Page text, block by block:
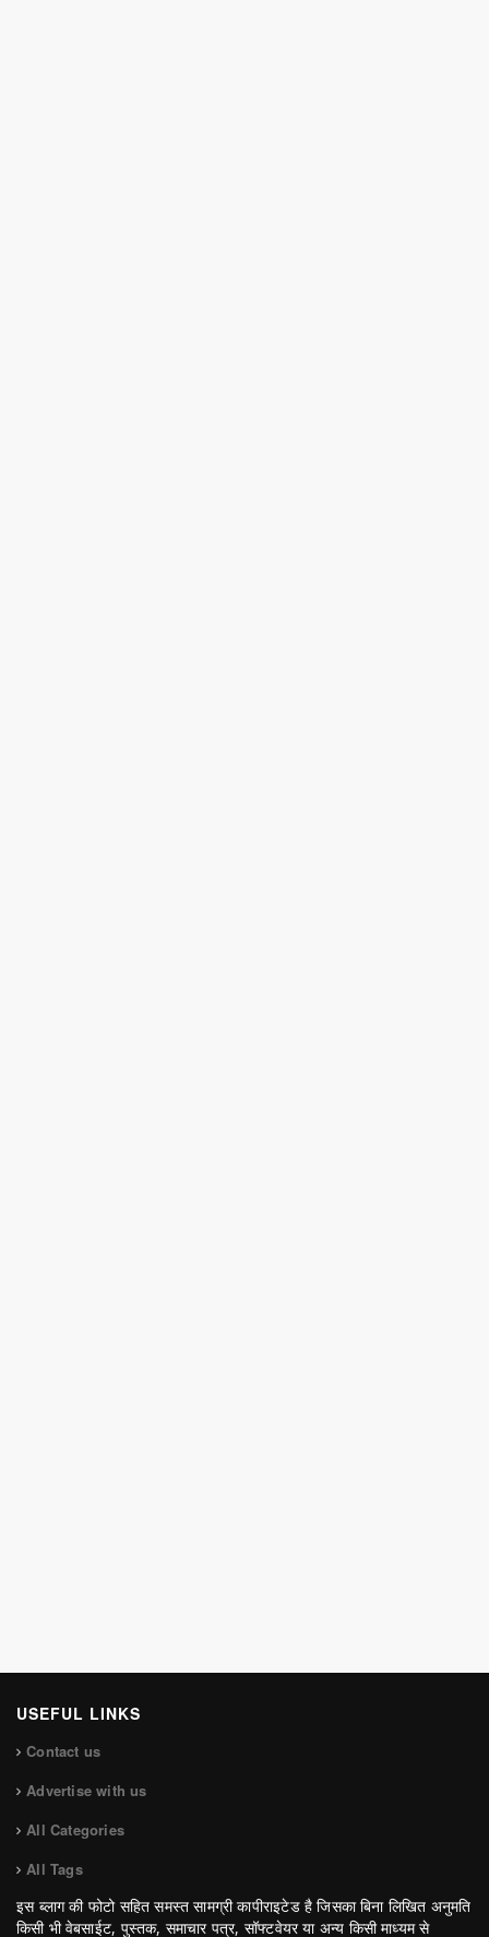
USEFUL LINKS
Contact us
Advertise with us
All Categories
All Tags
इस ब्लाग की फोटो सहित समस्त सामग्री कापीराइटेड है जिसका बिना लिखित अनुमति
किसी भी वेबसाईट, पुस्तक, समाचार पत्र, सॉफ्टवेयर या अन्य किसी माध्यम से